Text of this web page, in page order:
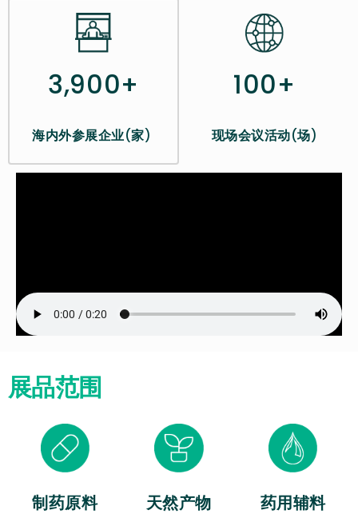
3,900+
海内外参展企业(家)
100+
现场会议活动(场)
展品范围
制药原料 天然产物 药用辅料